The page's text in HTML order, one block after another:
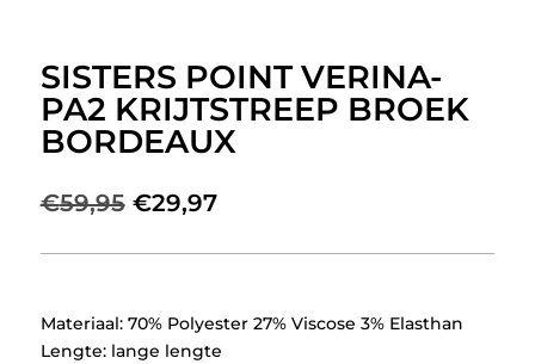
SISTERS POINT VERINA-
PA2 KRIJTSTREEP BROEK
BORDEAUX
€59,95 Oorspronkelijke
was:
€29,97Huidige
is:
Materiaal: 70% Polyester 27% Viscose 3% Elasthan
Lengte: lange lengte